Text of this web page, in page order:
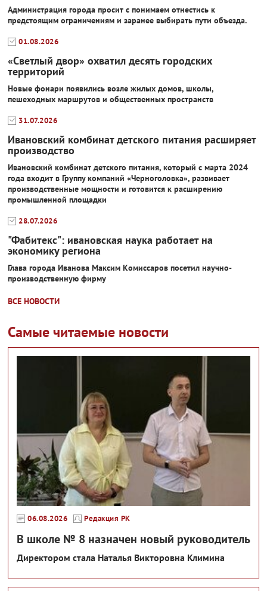
Администрация города просит с понимаем отнестись к
предстоящим ограничениям и заранее выбирать пути объезда.
01.08.2026
«Светлый двор» охватил десять городских
территорий
Новые фонари появились возле жилых домов, школы,
пешеходных маршрутов и общественных пространств
31.07.2026
Ивановский комбинат детского питания расширяет
производство
Ивановский комбинат детского питания, который с марта 2024
года входит в Группу компаний «Черноголовка», развивает
производственные мощности и готовится к расширению
промышленной площадки
28.07.2026
"Фабитекс": ивановская наука работает на
экономику региона
Глава города Иванова Максим Комиссаров посетил научно-
производственную фирму
ВСЕ НОВОСТИ
Самые читаемые новости
06.08.2026 Редакция РК
В школе № 8 назначен новый руководитель
Директором стала Наталья Викторовна Климина